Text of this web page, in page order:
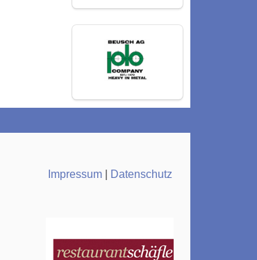
Impressum Datenschutz